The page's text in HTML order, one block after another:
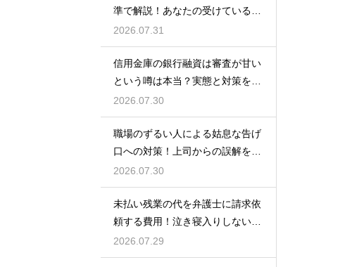
準で解説！あなたの受けている行
為は該当する？
2026.07.31
信用金庫の銀行融資は審査が甘い
という噂は本当？実態と対策を徹
底解説
2026.07.30
職場のずるい人による姑息な告げ
口への対策！上司からの誤解を解
いて自分の身の潔白を証明する手
順
2026.07.30
未払い残業の代を弁護士に請求依
頼する費用！泣き寝入りしないた
めの知識
2026.07.29